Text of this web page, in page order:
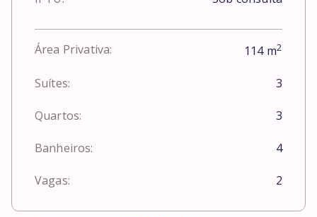
Área Privativa: 114m2
Suítes: 3
Quartos: 3
Banheiros: 4
Vagas: 2